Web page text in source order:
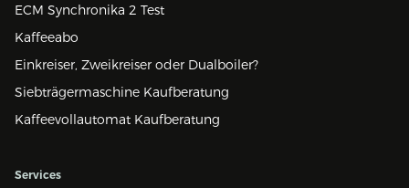
ECM Synchronika 2 Test
Kaffeeabo
Einkreiser, Zweikreiser oder Dualboiler?
Siebträgermaschine Kaufberatung
Kaffeevollautomat Kaufberatung
Services